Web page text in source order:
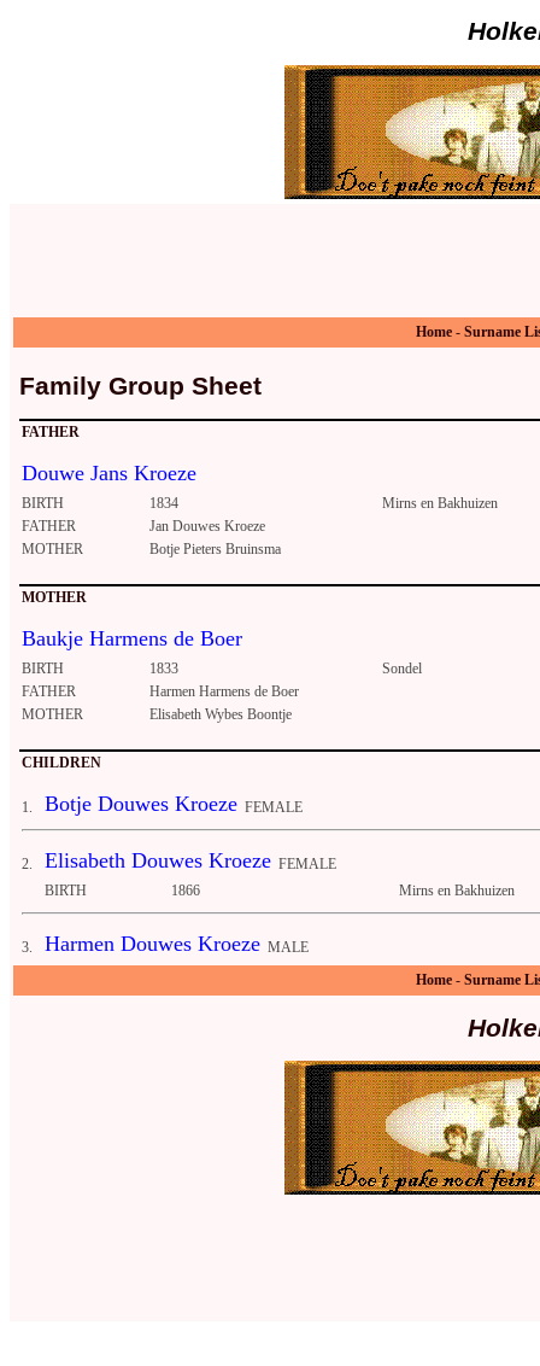
Home - Surname
Family Group Sheet
FATHER
Douwe Jans Kroeze
BIRTH 1834
Mirns en Bakhuizen
FATHER
Jan Douwes Kroeze
MOTHER
Botje Pieters Bruinsma
MOTHER
Baukje Harmens de Boer
BIRTH 1833
Sondel
FATHER
Harmen Harmens de Boer
MOTHER
Elisabeth Wybes Boontje
CHILDREN
1. Botje Douwes Kroeze FEMALE
2. Elisabeth Douwes Kroeze FEMALE
BIRTH
1866 Mirns en Bakhuizen
3. Harmen Douwes Kroeze MALE
Home - Surname